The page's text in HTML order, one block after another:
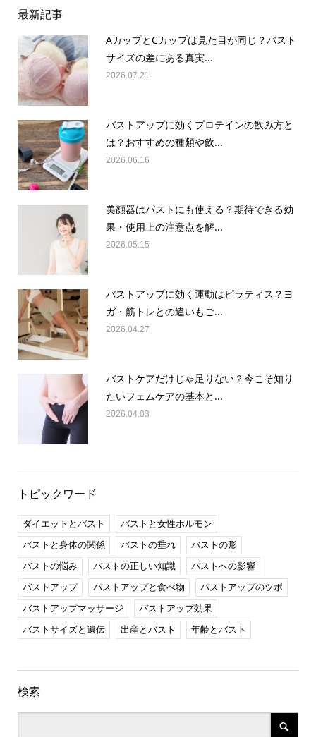
最新記事
AカップとCカップは見た目が同じ？バスト
サイズの差にある真実...
2026.07.21
バストアップに効くプロテインの飲み方と
は？おすすめの種類や飲...
2026.06.16
美顔器はバストにも使える？期待できる効
果・使用上の注意点を解...
2026.05.15
バストアップに効く運動はピラティス？ヨ
ガ・筋トレとの違いもご...
2026.04.27
バストケアだけじゃ足りない？今こそ知り
たいフェムケアの基本と...
2026.04.03
トピックワード
ダイエットとバスト
バストと女性ホルモン
バストと身体の関係
バストの垂れ
バストの形
バストの悩み
バストの正しい知識
バストへの影響
バストアップ
バストアップと食べ物
バストアップのツボ
バストアップマッサージ
バストアップ効果
バストサイズと遺伝
出産とバスト 年齢とバスト
検索